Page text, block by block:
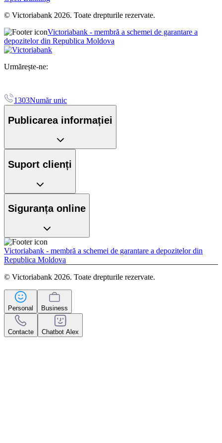
© Victoriabank 2026. Toate drepturile rezervate.
Victoriabank - membră a schemei de garantare a
depozitelor din Republica Moldova
Urmărește-ne:
1303Număr unic
Publicarea informației
Suport clienți
Siguranța online
Victoriabank - membră a schemei de garantare a depozitelor din
Republica Moldova
© Victoriabank 2026. Toate drepturile rezervate.
Personal Business
Contacte Chatbot Alex